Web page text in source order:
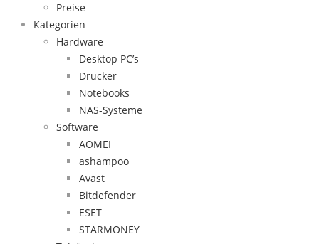
Preise
Kategorien
Hardware
Desktop PC’s
Drucker
Notebooks
NAS-Systeme
Software
AOMEI
ashampoo
Avast
Bitdefender
ESET
STARMONEY